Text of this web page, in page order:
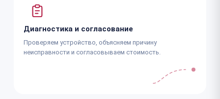
Диагностика и согласование
Проверяем устройство, объясняем причину
неисправности и согласовываем стоимость.